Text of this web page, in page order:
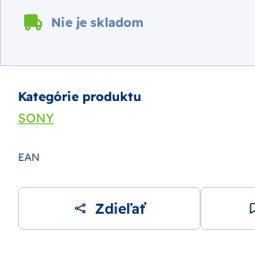
Nie je skladom
Kategórie produktu
SONY
EAN
Zdieľať